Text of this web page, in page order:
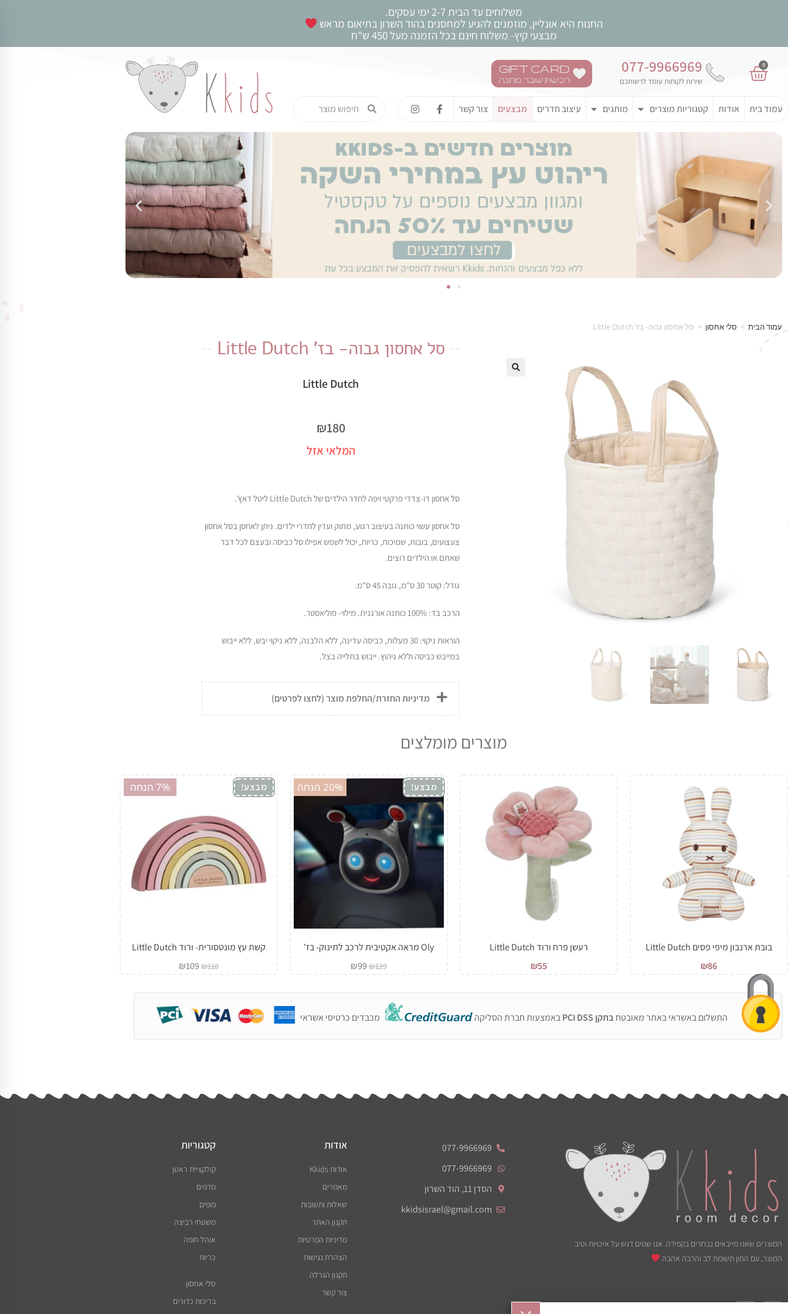
משלוחים עד הבית 2-7 ימי עסקים.
החנות היא אונליין, מוזמנים להגיע למחסנים בהוד השרון בתיאום מראש
מבצעי קיץ- משלוח חינם בכל הזמנה מעל 450 ש"ח
0
077-9966969
שירות לקוחות עומד לרשותכם
עמוד בית אודות קטגוריות מוצרים מותגים עיצוב חדרים מבצעים צור קשר
עמוד הבית > סלי אחסון > סל אחסון גבוה- בז' Little Dutch
סל אחסון גבוה- בז' Little Dutch
Little Dutch
₪180
המלאי אזל
סל אחסון דו-צדדי פרקטי ויפה לחדר הילדים של Little Dutch ליטל דאץ'.
סל אחסון עשוי כותנה בעיצוב רגוע, מתוק ועדין לחדרי ילדים. ניתן לאחסן בסל אחסון
צעצועים, בובות, שמיכות, כריות, יכול לשמש אפילו סל כביסה ובעצם לכל דבר
שאתם או הילדים רוצים.
גודל: קוטר 30 ס"מ, גובה 45 ס"מ.
הרכב בד: 100% כותנה אורגנית. מילוי- פוליאסטר.
הוראות ניקוי: 30 מעלות, כביסה עדינה, ללא הלבנה, ללא ניקוי יבש, ללא ייבוש
במייבש כביסה וללא גיהוץ. ייבוש בתלייה בצל.
מדיניות החזרת/החלפת מוצר (לחצו לפרטים)
מוצרים מומלצים
בובת ארנבון מיפי פסים Little Dutch
₪86
רעשן פרח ורוד Little Dutch
₪55
20% הנחה מבצע!
Oly מראה אקטיבית לרכב לתינוק- בז'
₪129
₪99
7% הנחה מבצע!
קשת עץ מונטסורית- ורוד Little Dutch
₪118
₪109
התשלום באשראי באתר מאובטח בתקן PCI DSS באמצעות חברת הסליקה מכבדים כרטיסי אשראי
המוצרים שאנו מייבאים נבחרים בקפידה. אנו שמים דגש על איכויות וטיב
המוצר, עם המון תשומת לב והרבה אהבה
077-9966969
077-9966969
הסדן 11, הוד השרון
kkidsisrael@gmail.com
אודות
אודות Kkids
מאמרים
שאלות ותשובות
תקנון האתר
מדיניות הפרטיות
הצהרת נגישות
תקנון הגרלה
צור קשר
קטגוריות
קולקציית ראטן
מדפים
פופים
משטחי רביצה
אוהל חופה
כריות
סלי אחסון
בריכות כדורים